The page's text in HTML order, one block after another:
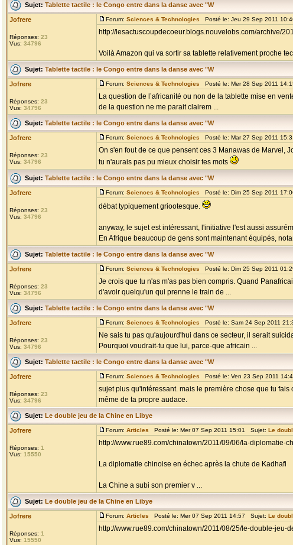
Sujet: Tablette tactile : le Congo entre dans la danse avec "W
Jofrere
Réponses: 23
Vus: 34796
Forum: Sciences & Technologies Posté le: Jeu 29 Sep 2011
http://lesactuscoupdecoeur.blogs.nouvelobs.com/archive/
Voilà Amazon qui va sortir sa tablette relativement proche
Sujet: Tablette tactile : le Congo entre dans la danse avec "W
Jofrere
Réponses: 23
Vus: 34796
Forum: Sciences & Technologies Posté le: Mer 28 Sep 2011
La question de l’africanité ou non de la tablette mise en
de la question ne me parait clairem ...
Sujet: Tablette tactile : le Congo entre dans la danse avec "W
Jofrere
Réponses: 23
Vus: 34796
Forum: Sciences & Technologies Posté le: Mar 27 Sep 2011
On s'en fout de ce que pensent ces 3 Manawas de Marvel,
tu n'aurais pas pu mieux choisir tes mots
Sujet: Tablette tactile : le Congo entre dans la danse avec "W
Jofrere
Réponses: 23
Vus: 34796
Forum: Sciences & Technologies Posté le: Dim 25 Sep 2011
débat typiquement griootesque.
anyway, le sujet est intéressant, l'initiative l'est aussi
En Afrique beaucoup de gens sont maintenant équipés,
Sujet: Tablette tactile : le Congo entre dans la danse avec "W
Jofrere
Réponses: 23
Vus: 34796
Forum: Sciences & Technologies Posté le: Dim 25 Sep 2011
Je crois que tu n'as m'as pas bien compris. Quand
d'avoir quelqu'un qui prenne le train de ...
Sujet: Tablette tactile : le Congo entre dans la danse avec "W
Jofrere
Réponses: 23
Vus: 34796
Forum: Sciences & Technologies Posté le: Sam 24 Sep 2011
Ne sais tu pas qu'aujourd'hui dans ce secteur, il serait
Pourquoi voudrait-tu que lui, parce-que africain ...
Sujet: Tablette tactile : le Congo entre dans la danse avec "W
Jofrere
Réponses: 23
Vus: 34796
Forum: Sciences & Technologies Posté le: Ven 23 Sep 2011
sujet plus qu'intéressant. mais le première chose que tu
même de ta propre audace.
Sujet: Le double jeu de la Chine en Libye
Jofrere
Réponses: 1
Vus: 15550
Forum: Articles Posté le: Mer 07 Sep 2011 15:01 Sujet: Le
http://www.rue89.com/chinatown/2011/09/06/la-
La diplomatie chinoise en échec après la chute de Kadhafi
La Chine a subi son premier v ...
Sujet: Le double jeu de la Chine en Libye
Jofrere
Réponses: 1
Vus: 15550
Forum: Articles Posté le: Mer 07 Sep 2011 14:57 Sujet: Le
http://www.rue89.com/chinatown/2011/08/25/le-double-